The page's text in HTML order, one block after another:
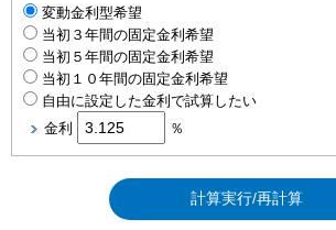
変動金利型希望
当初３年間の固定金利希望
当初５年間の固定金利希望
当初１０年間の固定金利希望
自由に設定した金利で試算したい
金利
％